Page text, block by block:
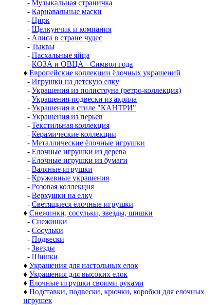
- Музыкальная страничка
- Карнавальные маски
- Цирк
- Щелкунчик и компания
- Алиса в стране чудес
- Тыквы
- Пасхальные яйца
- КОЗА и ОВЦА - Символ года
♦ Европейские коллекции ёлочных украшений
- Игрушки на детскую елку
- Украшения из полистоуна (ретро-коллекция)
- Украшения-подвески из акрила
- Украшения в стиле "КАНТРИ"
- Украшения из перьев
- Текстильная коллекция
- Керамические коллекции
- Металлические ёлочные игрушки
- Елочные игрушки из дерева
- Елочные игрушки из бумаги
- Валяные игрушки
- Кружевные украшения
- Розовая коллекция
- Верхушки на елку
- Светящиеся ёлочные игрушки
♦ Снежинки, сосульки, звезды, шишки
- Снежинки
- Сосульки
- Подвески
- Звезды
- Шишки
♦ Украшения для настольных елок
♦ Украшения для высоких елок
♦ Елочные игрушки своими руками
♦ Подставки, подвески, крючки, коробки для елочных
игрушек